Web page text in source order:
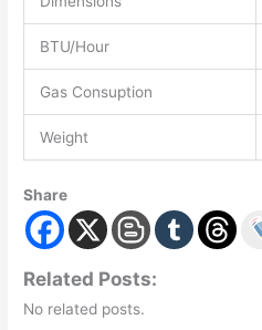
BTU/Hour
Gas Consuption
Weight
Share
Related Posts:
No related posts.